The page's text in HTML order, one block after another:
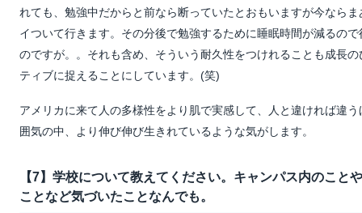
れても、勉強中だからと前なら断っていたとおもいますが今なら
イついて行きます。その分後で勉強するために睡眠時間が減るの
のですが。。それも含め、そういう耐久性をつけれることも成長
ティブに捉えることにしています。(笑)
アメリカに来て人の多様性をより肌で実感して、人と違ければ違
囲気の中、より伸び伸び生きれているような気がします。
【7】学校について教えてください。キャンパス内のこと
ことなど気づいたことなんでも。